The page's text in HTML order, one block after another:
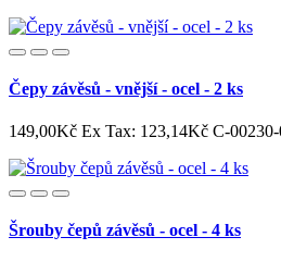
Čepy závěsů - vnější - ocel - 2 ks
149,00Kč Ex Tax: 123,14Kč C-00230-
Šrouby čepů závěsů - ocel - 4 ks